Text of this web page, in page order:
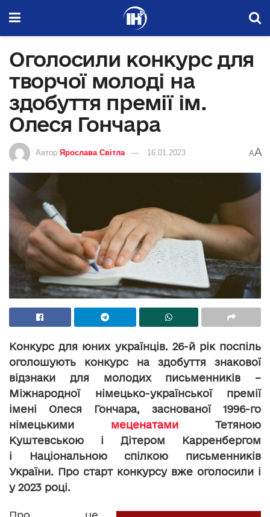
Оголосили конкурс для
творчої молоді на
здобуття премії ім.
Олеся Гончара
Автор Ярослава Світла 16.01.2023 AA
Конкурс для юних українців. 26-й рік поспіль
оголошують конкурс на здобуття знакової
відзнаки для молодих письменників –
Міжнародної німецько-української премії
імені Олеся Гончара, заснованої 1996-го
німецькими меценатами Тетяною
Куштевською і Дітером Карренбергом
і Національною спілкою письменників
України. Про старт конкурсу вже оголосили і
у 2023 році.